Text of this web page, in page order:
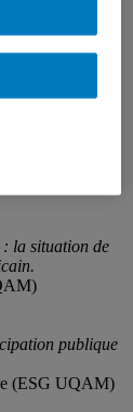
à venir)
de maîtrise en
: la situation de
publique
(ESG UQAM)